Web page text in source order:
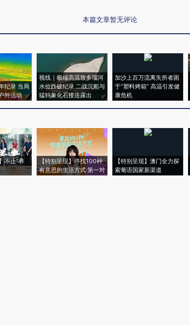
本篇文章暂无评论
纪录 当局
外活动
视线｜极端高温致多瑙河
水位跌破纪录 二战沉船与
猛犸象化石接连露出
加沙上百万流离失所者困
于“塑料烤箱” 高温引发健
康危机
不止“养
【特别呈现】寻找100种
有意思的生活方式·第一对
【特别呈现】澳门全力探
索葡语国家新渠道